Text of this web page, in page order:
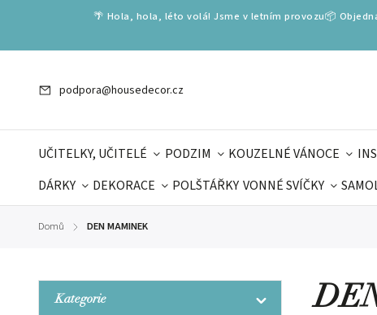
🌴 Hola, hola, léto volá! Jsme v letním provozu📦
podpora@housedecor.cz
UČITELKY, UČITELÉ PODZIM KOUZELNÉ VÁNOCE
DÁRKY
DEKORACE POLŠTÁŘKY VONNÉ SVÍČKY
Domů / DEN MAMINEK
Kategorie